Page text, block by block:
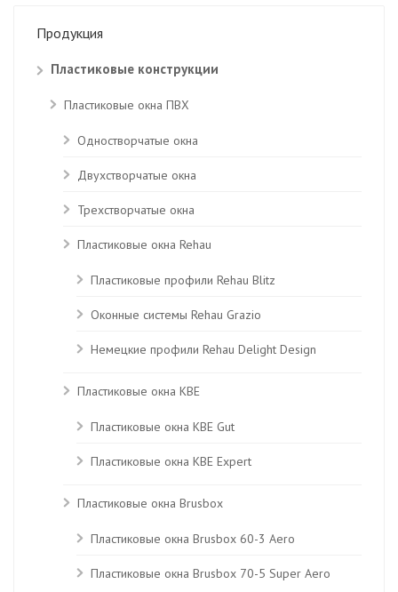
Продукция
Пластиковые конструкции
Пластиковые окна ПВХ
Одностворчатые окна
Двухстворчатые окна
Трехстворчатые окна
Пластиковые окна Rehau
Пластиковые профили Rehau Blitz
Оконные системы Rehau Grazio
Немецкие профили Rehau Delight Design
Пластиковые окна KBE
Пластиковые окна КВЕ Gut
Пластиковые окна КВЕ Expert
Пластиковые окна Brusbox
Пластиковые окна Brusbox 60-3 Aero
Пластиковые окна Brusbox 70-5 Super Aero